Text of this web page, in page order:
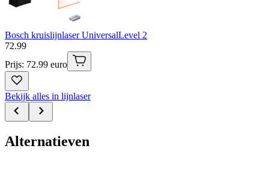
Bosch kruislijnlaser UniversalLevel 2
72.99
Prijs: 72.99 euro
Bekijk alles in lijnlaser
Alternatieven